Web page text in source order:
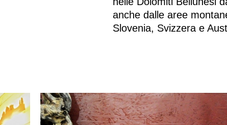
anche dalle aree
Slovenia, Svizzera e